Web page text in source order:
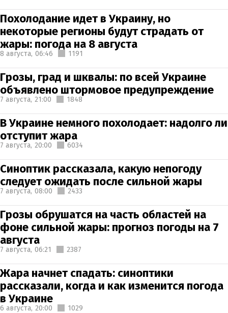
Похолодание идет в Украину, но
некоторые регионы будут страдать от
жары: погода на 8 августа
8 августа, 06:46 1191
Грозы, град и шквалы: по всей Украине
объявлено штормовое предупреждение
7 августа, 21:00 1848
В Украине немного похолодает: надолго ли
отступит жара
7 августа, 20:00 6034
Синоптик рассказала, какую непогоду
следует ожидать после сильной жары
7 августа, 08:00 2433
Грозы обрушатся на часть областей на
фоне сильной жары: прогноз погоды на 7
августа
7 августа, 06:21 2387
Жара начнет спадать: синоптики
рассказали, когда и как изменится погода
в Украине
6 августа, 20:00 1029